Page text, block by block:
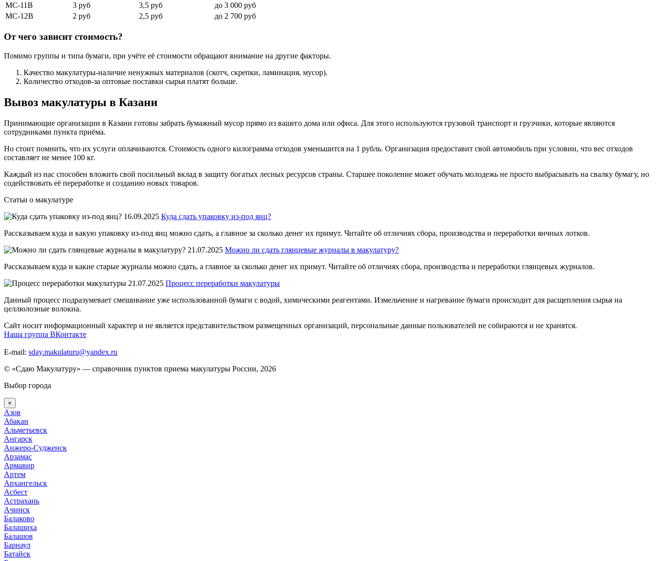
МС-11В
3 руб 3,5 руб
до 3 000 руб
МС-12В
2 руб 2,5 руб до 2 700 руб
От чего зависит стоимость?
Помимо группы и типа бумаги, при учёте её стоимости обращают внимание на другие факторы.
Качество макулатуры-наличие ненужных материалов (скотч, скрепки, ламинация, мусор).
Количество отходов-за оптовые поставки сырья платят больше.
Вывоз макулатуры в Казани
Принимающие организации в Казани готовы забрать бумажный мусор прямо из вашего дома или офиса. Для этого используются грузовой транспорт и грузчики, которые являются
сотрудниками пункта приёма.
Но стоит помнить, что их услуги оплачиваются. Стоимость одного килограмма отходов уменьшится на 1 рубль. Организация предоставит свой автомобиль при условии, что вес отходов
составляет не менее 100 кг.
Каждый из нас способен вложить свой посильный вклад в защиту богатых лесных ресурсов страны. Старшее поколение может обучать молодежь не просто выбрасывать на свалку бумагу, но
содействовать её переработке и созданию новых товаров.
Статьи о макулатуре
16.09.2025 Куда сдать упаковку из-под яиц?
Рассказываем куда и какую упаковку из-под яиц можно сдать, а главное за сколько денег их примут. Читайте об отличиях сбора, производства и переработки яичных лотков.
21.07.2025 Можно ли сдать глянцевые журналы в макулатуру?
Рассказываем куда и какие старые журналы можно сдать, а главное за сколько денег их примут. Читайте об отличиях сбора, производства и переработки глянцевых журналов.
21.07.2025 Процесс переработки макулатуры
Данный процесс подразумевает смешивание уже использованной бумаги с водой, химическими реагентами. Измельчение и нагревание бумаги происходит для расщепления сырья на
целлюлозные волокна.
Сайт носит информационный характер и не является представительством размещенных организаций, персональные данные пользователей не собираются и не хранятся.
Наша группа ВКонтакте
E-mail: sday.makulaturu@yandex.ru
© «Сдаю Макулатуру» — справочник пунктов приема макулатуры России, 2026
Выбор города
×
Азов
Абакан
Альметьевск
Ангарск
Анжеро-Судженск
Арзамас
Армавир
Артем
Архангельск
Асбест
Астрахань
Ачинск
Балаково
Балашиха
Балашов
Барнаул
Батайск